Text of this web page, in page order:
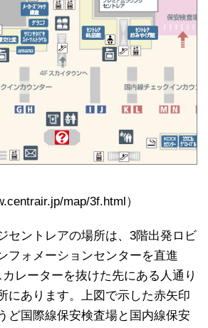
map/3f.html）
セントレアの場所は、3階出発ロビ
フォメーションセンターを直進
レーターを抜けた先にある人通り
にあります。上図で示した赤矢印
ど国際線保安検査場と国内線保安